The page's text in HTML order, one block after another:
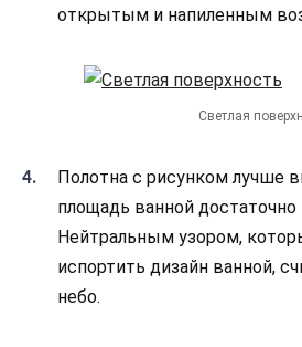
открытым и напиленным
Светлая
Полотна с рисунком лучше
площадь ванной достаточно
Нейтральным узором,
испортить дизайн ванной,
небо.